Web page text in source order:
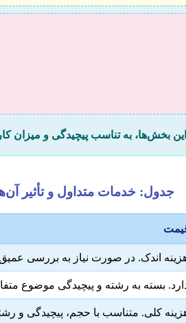
بخش‌ها، به تناسب پیچیدگی و میزان
جدول: خدمات متداول و تأثیر
هزینه اندک. در صورت نیاز به بررسی
بسته به رشته و پیچیدگی موضوع
کلی. متناسب با حجم، پیچیدگی و